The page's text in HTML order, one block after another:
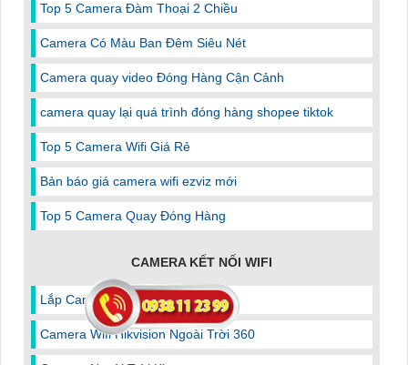
Top 5 Camera Đàm Thoại 2 Chiều
Camera Có Màu Ban Đêm Siêu Nét
Camera quay video Đóng Hàng Cận Cảnh
camera quay lại quá trình đóng hàng shopee tiktok
Top 5 Camera Wifi Giá Rẻ
Bản báo giá camera wifi ezviz mới
Top 5 Camera Quay Đóng Hàng
CAMERA KẾT NỐI WIFI
Lắp Camera Wifi Giá Rẻ Visioncop
Camera Wifi Hikvision Ngoài Trời 360